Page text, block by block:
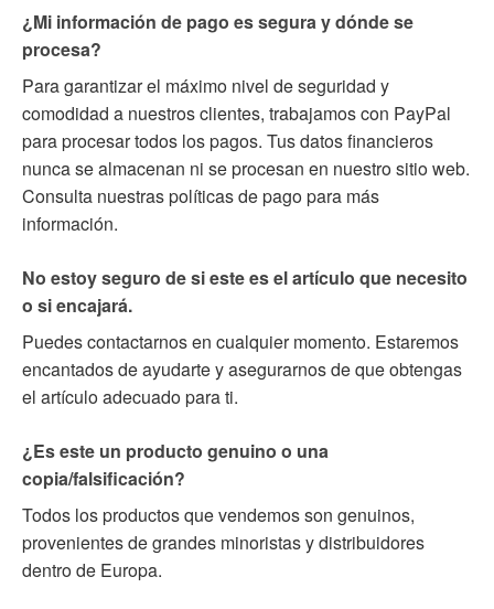
¿Mi información de pago es segura y dónde se
procesa?
Para garantizar el máximo nivel de seguridad y
comodidad a nuestros clientes, trabajamos con PayPal
para procesar todos los pagos. Tus datos financieros
nunca se almacenan ni se procesan en nuestro sitio web.
Consulta nuestras políticas de pago para más
información.
No estoy seguro de si este es el artículo que necesito
o si encajará.
Puedes contactarnos en cualquier momento. Estaremos
encantados de ayudarte y asegurarnos de que obtengas
el artículo adecuado para ti.
¿Es este un producto genuino o una
copia/falsificación?
Todos los productos que vendemos son genuinos,
provenientes de grandes minoristas y distribuidores
dentro de Europa.